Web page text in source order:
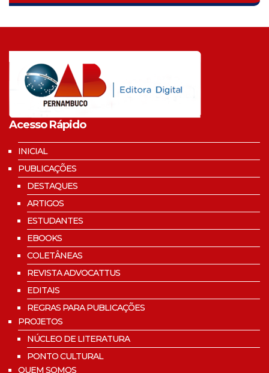
Acesso Rápido
INICIAL
PUBLICAÇÕES
DESTAQUES
ARTIGOS
ESTUDANTES
EBOOKS
COLETÂNEAS
REVISTA ADVOCATTUS
EDITAIS
REGRAS PARA PUBLICAÇÕES
PROJETOS
NÚCLEO DE LITERATURA
PONTO CULTURAL
QUEM SOMOS